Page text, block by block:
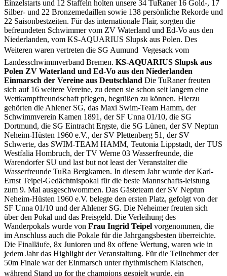
Einzelstarts und 12 Staffeln holten unsere 34 TuRaner 16 Gold-, 17
Silber- und 22 Bronzemedaillen sowie 138 persönliche Rekorde und
22 Saisonbestzeiten. Für das internationale Flair, sorgten die
befreundeten Schwimmer vom ZV Waterland und Ed-Vo aus den
Niederlanden, vom KS-AQUARIUS Slupsk aus Polen. Des
Weiteren waren vertreten die SG Aumund  Vegesack vom
Landesschwimmverband Bremen. KS-AQUARIUS Slupsk aus
Polen ZV Waterland und Ed-Vo aus den Niederlanden
Einmarsch der Vereine aus Deutschland Die TuRaner freuten
sich auf 16 weitere Vereine, zu denen sie schon seit langem eine
Wettkampffreundschaft pflegen, begrüßen zu können. Hierzu
gehörten die Ahlener SG, das Maxi Swim-Team Hamm, der
Schwimmverein Kamen 1891, der SF Unna 01/10, die SG
Dortmund, die SG Eintracht Ergste, die SG Lünen, der SV Neptun
Neheim-Hüsten 1960 e.V., der SV Plettenberg 51, der SV
Schwerte, das SWIM-TEAM HAMM, Teutonia Lippstadt, der TUS
Westfalia Hombruch, der TV Werne 03 Wasserfreunde, die
Warendorfer SU und last but not least der Veranstalter die
Wasserfreunde TuRa Bergkamen. In diesem Jahr wurde der Karl-
Ernst Teipel-Gedächtnispokal für die beste Mannschafts-leistung
zum 9. Mal ausgeschwommen. Das Gästeteam der SV Neptun
Neheim-Hüsten 1960 e.V. belegte den ersten Platz, gefolgt von der
SF Unna 01/10 und der Ahlener SG. Die Neheimer freuten sich
über den Pokal und das Preisgeld. Die Verleihung des
Wanderpokals wurde von Frau Ingrid Teipel vorgenommen, die
im Anschluss auch die Pokale für die Jahrgangsbesten überreichte.
Die Finalläufe, 8x Junioren und 8x offene Wertung, waren wie in
jedem Jahr das Highlight der Veranstaltung. Für die Teilnehmer der
50m Finale war der Einmarsch unter rhythmischem Klatschen,
während Stand up for the champions gespielt wurde, ein